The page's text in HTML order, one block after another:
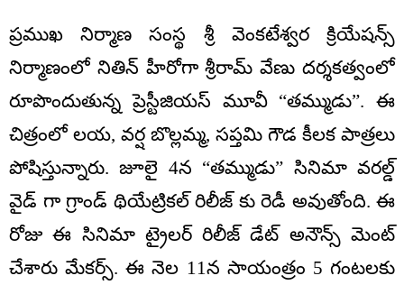
ప్రముఖ నిర్మాణ సంస్థ శ్రీ వెంకటేశ్వర క్రియేషన్స్
నిర్మాణంలో నితిన్ హీరోగా శ్రీరామ్ వేణు దర్శకత్వంలో
రూపొందుతున్న ప్రెస్టీజియస్ మూవీ “తమ్ముడు”. ఈ
చిత్రంలో లయ, వర్ష బొల్లమ్మ, సప్తమి గౌడ కీలక పాత్రలు
పోషిస్తున్నారు. జూలై 4న “తమ్ముడు” సినిమా వరల్డ్
వైడ్ గా గ్రాండ్ థియేట్రికల్ రిలీజ్ కు రెడీ అవుతోంది. ఈ
రోజు ఈ సినిమా ట్రైలర్ రిలీజ్ డేట్ అనౌన్స్ మెంట్
చేశారు మేకర్స్. ఈ నెల 11న సాయంత్రం 5 గంటలకు